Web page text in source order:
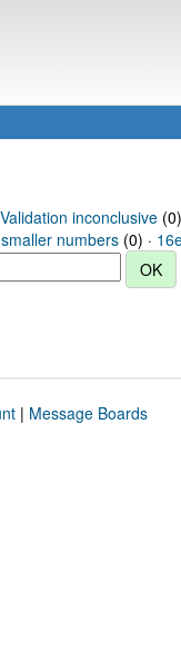
Validation inconclusive(0)
numbers (0) ·
| Message Boards